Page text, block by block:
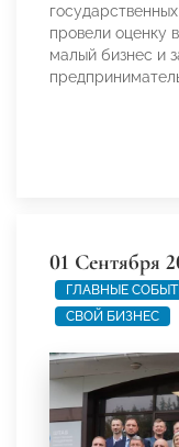
провели оценку
малый бизнес и
01 Сентября
ГЛАВНЫЕ
СВОЙ БИЗНЕС